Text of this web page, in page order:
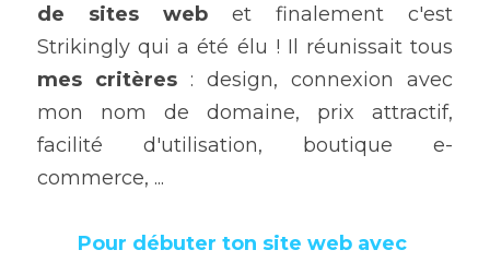
de sites web et finalement c'est
mes critères : design, connexion avec
mon nom de domaine, prix attractif,
facilité d'utilisation, boutique e-
commerce, ...
Pour débuter ton site web avec